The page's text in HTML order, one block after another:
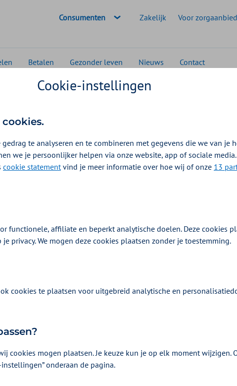
Geselecteerde doelgroep:
Consumenten Zakelijk Voor
Betalen Gezonder leven Nieuws Contact
Kanker op de werkvloer
de werkvloer
Cookie-instellingen
te analyseren en te combineren met gegevens die we van je
we je persoonlijker helpen via onze website, app of sociale
cookie statementvind je meer informatie over hoe wij of onze 13
functionele, affiliate en beperkt analytische doelen. Deze cookies
privacy. We mogen deze cookies plaatsen zonder je toestemming.
cookies te plaatsen voor uitgebreid analytische en
cookies mogen plaatsen. Je keuze kun je op elk moment wijzigen.
onderaan de pagina.